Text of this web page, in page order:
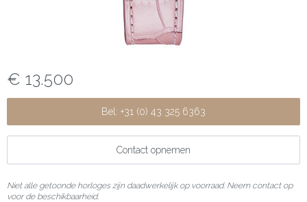
€ 13.500
Bel: +31 (0) 43 325 6363
Contact opnemen
Niet alle getoonde horloges zijn daadwerkelijk op voorraad. Neem contact op
voor de beschikbaarheid.